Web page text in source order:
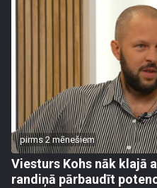
pirms 2 mēnešiem
Viesturs Kohs nāk klajā
randiņā pārbaudīt